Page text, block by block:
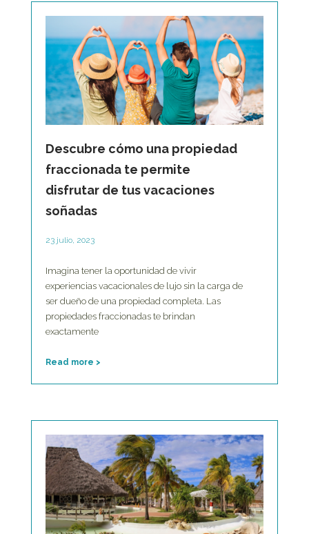
Descubre cómo una propiedad
fraccionada te permite
disfrutar de tus vacaciones
soñadas
23 julio, 2023
Imagina tener la oportunidad de vivir
experiencias vacacionales de lujo sin la carga de
ser dueño de una propiedad completa. Las
propiedades fraccionadas te brindan
exactamente
Read more >